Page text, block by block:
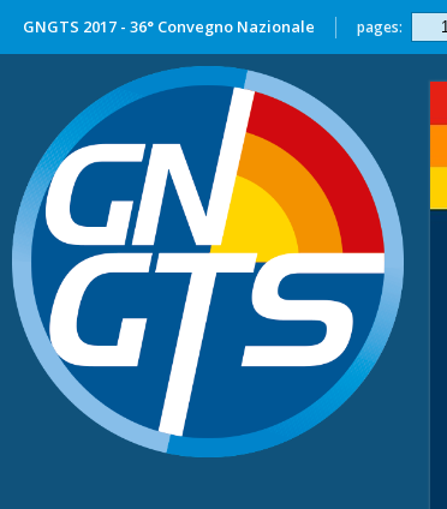
GNGTS 2017 - 36° Convegno Nazionale pages: